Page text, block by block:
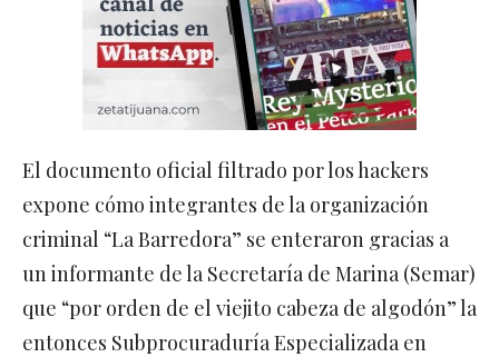
El documento oficial filtrado por los hackers
expone cómo integrantes de la organización
criminal “La Barredora” se enteraron gracias a
un informante de la Secretaría de Marina (Semar)
que “por orden de el viejito cabeza de algodón” la
entonces Subprocuraduría Especializada en